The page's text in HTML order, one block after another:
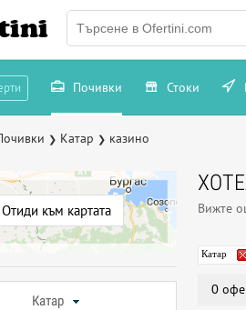
Почивки Стоки
❯ Катар ❯ казино
Отиди към картата
Катар
Вижте
Катар
0